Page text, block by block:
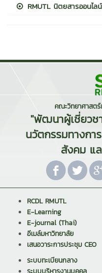
RMUTL นิตยสารออนไลน์
คณะวิทยาศาสตร์
"พัฒนาผู้เชี่ยวช
นวัตกรรมทางกา
สังคม แ
RCDL RMUTL
E-Learning
E-journal (Thai)
อีเมล์มหาวิทยาลัย
เสนอวาระการประชุม CEO
ระบบทะเบียนกลาง